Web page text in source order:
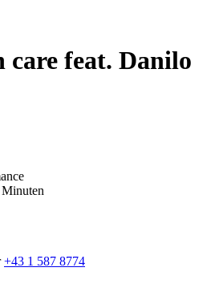
feat. Danilo
Minuten
+43 1 587 8774